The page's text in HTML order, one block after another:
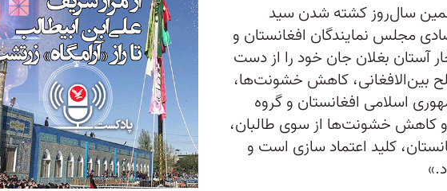
مراسم دوازدهمین سال‌روز کشته شدن سید
مجلس نمایندگان افغانستان و
آستان بغلان جان‌ خود را از دست
بین‌الافغانی، کاهش خشونت‌ها،
اسلامی افغانستان و گروه
و کاهش خشونت‌ها از سوی طالبان،
کلید اعتماد سازی است و